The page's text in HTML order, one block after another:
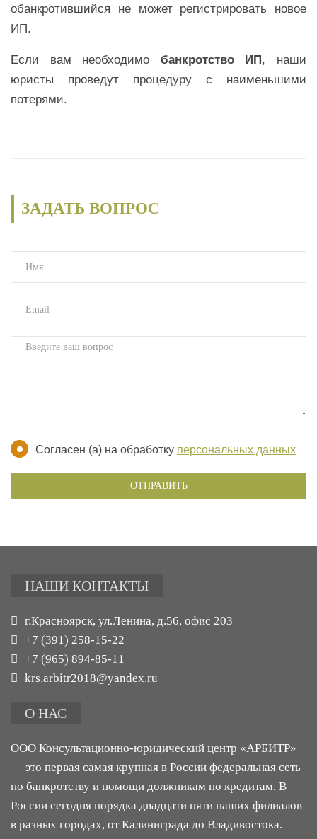
обанкротившийся не может регистрировать новое
ИП.
Если вам необходимо банкротство ИП, наши
юристы проведут процедуру с наименьшими
потерями.
ЗАДАТЬ ВОПРОС
Согласен (а) на обработку персональных данных
ОТПРАВИТЬ
НАШИ КОНТАКТЫ
г.Красноярск, ул.Ленина, д.56, офис 203
+7 (391) 258-15-22
+7 (965) 894-85-11
krs.arbitr2018@yandex.ru
О НАС
ООО Консультационно-юридический центр «АРБИТР»
— это первая самая крупная в России федеральная сеть
по банкротству и помощи должникам по кредитам. В
России сегодня порядка двадцати пяти наших филиалов
в разных городах, от Калиниграда до Владивостока.